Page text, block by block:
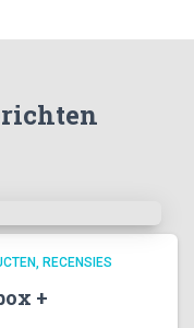
RECENSIES
+